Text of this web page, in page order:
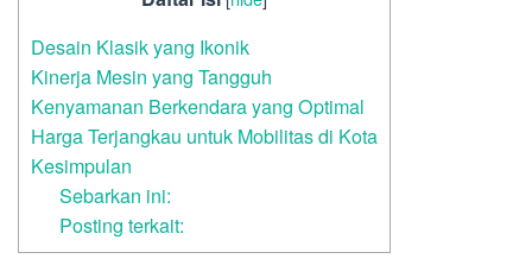
Desain Klasik yang Ikonik
Kinerja Mesin yang Tangguh
Kenyamanan Berkendara yang Optimal
Harga Terjangkau untuk Mobilitas di Kota
Kesimpulan
Sebarkan ini:
Posting terkait: